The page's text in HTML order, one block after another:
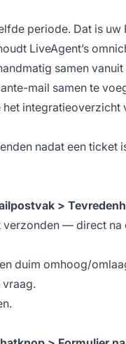
periode. Dat is uw
LiveAgent’s
samen
mail samen te
integratieoverzicht
nadat een ticket
>
verzonden — direct
duim omhoog/
vraag.